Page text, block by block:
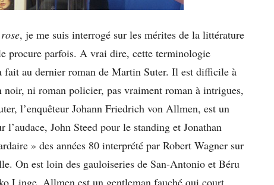
, je me suis interrogé sur les mérites de la littérature
procure parfois. A vrai dire, cette terminologie
fait au dernier roman de Martin Suter. Il est difficile à
ni roman policier, pas vraiment roman à intrigues,
l’enquêteur Johann Friedrich von Allmen, est un
John Steed pour le standing et Jonathan
» des années 80 interprété par Robert Wagner sur
On est loin des gauloiseries de San-Antonio et Béru
Linge. Allmen est un gentleman fauché qui court